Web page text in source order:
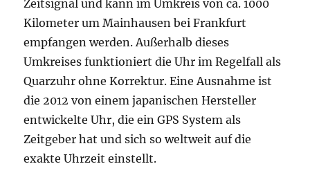
Zeitsignal und kann im Umkreis von ca. 1000
Kilometer um Mainhausen bei Frankfurt
empfangen werden. Außerhalb dieses
Umkreises funktioniert die Uhr im Regelfall als
Quarzuhr ohne Korrektur. Eine Ausnahme ist
die 2012 von einem japanischen Hersteller
entwickelte Uhr, die ein GPS System als
Zeitgeber hat und sich so weltweit auf die
exakte Uhrzeit einstellt.